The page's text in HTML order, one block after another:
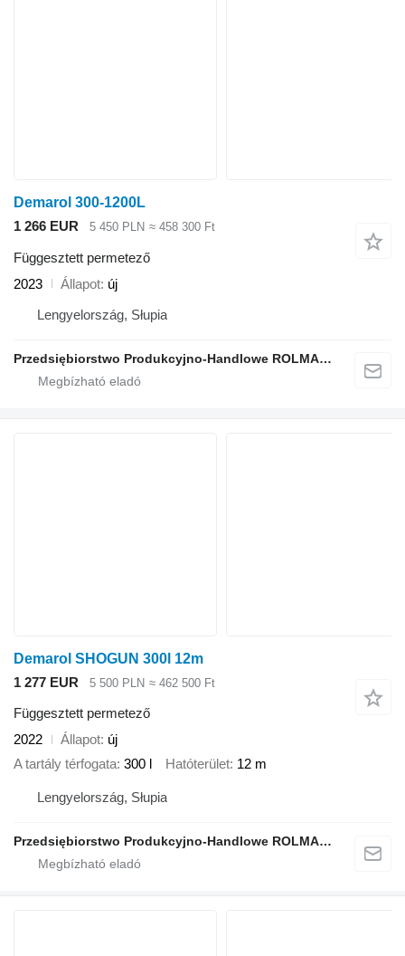
Demarol 300-1200L
1 266 EUR
5 450 PLN ≈ 458 300 Ft
Függesztett permetező
2023
Állapot új
Lengyelország, Słupia
Przedsiębiorstwo Produkcyjno-Handlowe ROLMAPOL Marcin Dziekan
Demarol SHOGUN 300l 12m
1 277 EUR
5 500 PLN ≈ 462 500 Ft
Függesztett permetező
2022
Állapot új
A tartály térfogata 300 l Hatóterület 12 m
Lengyelország, Słupia
Przedsiębiorstwo Produkcyjno-Handlowe ROLMAPOL Marcin Dziekan